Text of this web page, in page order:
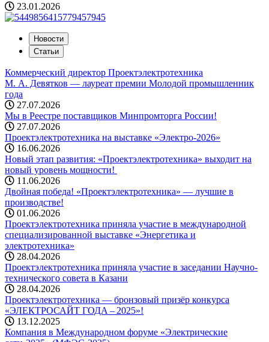
23.01.2026
Новости
Статьи
Коммерческий директор Проектэлектротехника
М. А. Девятков — лауреат премии Молодой промышленник
года
27.07.2026
Мы в Реестре поставщиков Минпромторга России!
27.07.2026
Проектэлектротехника на выставке «Электро-2026»
16.06.2026
Новый этап развития: «Проектэлектротехника» выходит на
новый уровень мощности! ️
11.06.2026
Двойная победа! «Проектэлектротехника» — лучшие в
производстве!
01.06.2026
Проектэлектротехника приняла участие в международной
специализированной выставке «Энергетика и
электротехника»
28.04.2026
Проектэлектротехника приняла участие в заседании Научно-
технического совета в Казани
28.04.2026
Проектэлектротехника — бронзовый призёр конкурса
«ЭЛЕКТРОСАЙТ ГОДА – 2025»!
13.12.2025
Компания в Международном форуме «Электрические